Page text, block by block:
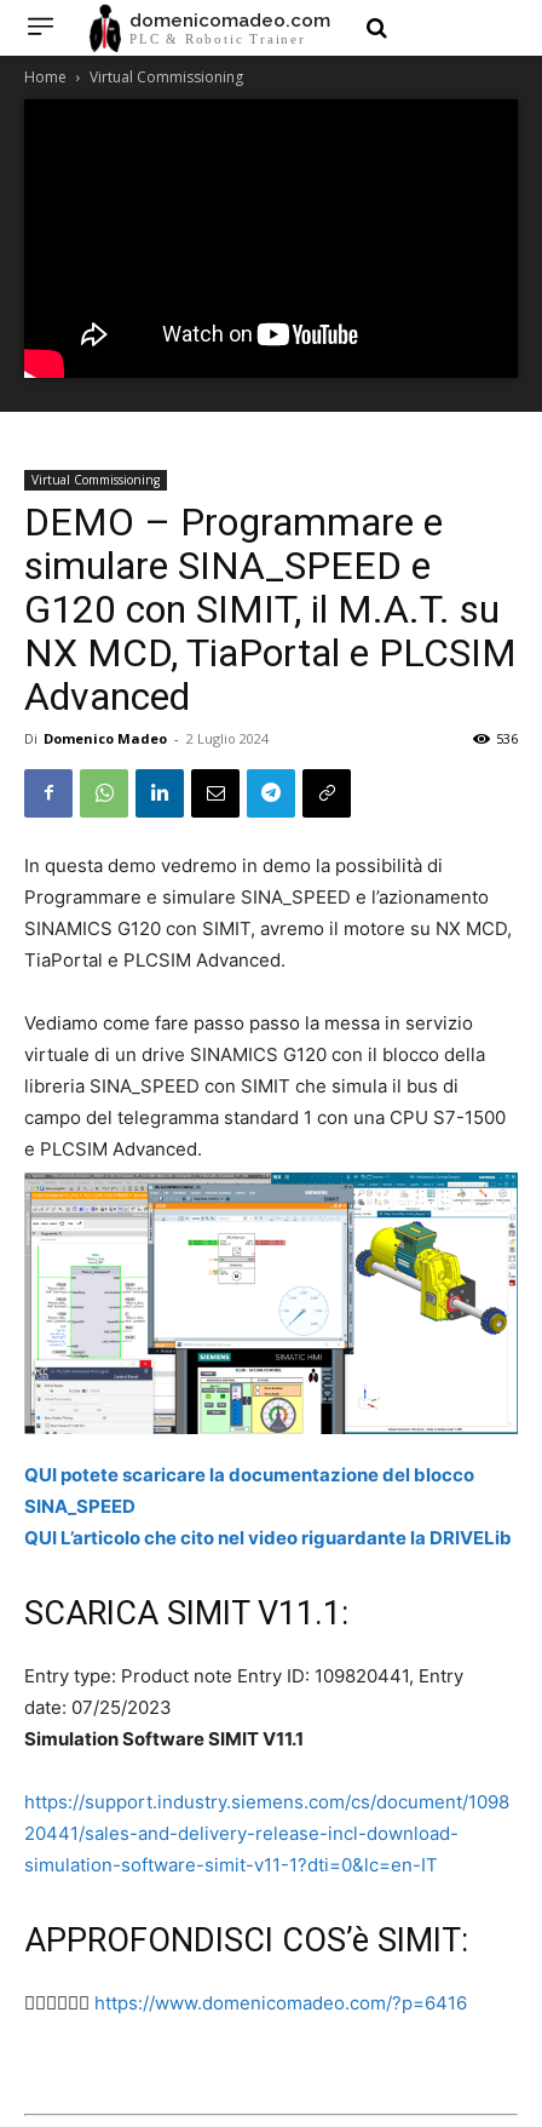
domenicomadeo.com
PLC & Robotic Trainer
Home Virtual Commissioning
Virtual Commissioning
DEMO – Programmare e
simulare SINA_SPEED e
G120 con SIMIT, il M.A.T. su
NX MCD, TiaPortal e PLCSIM
Advanced
Di Domenico Madeo - 2 Luglio 2024 536
In questa demo vedremo in demo la possibilità di
Programmare e simulare SINA_SPEED e l’azionamento
SINAMICS G120 con SIMIT, avremo il motore su NX MCD,
TiaPortal e PLCSIM Advanced.
Vediamo come fare passo passo la messa in servizio
virtuale di un drive SINAMICS G120 con il blocco della
libreria SINA_SPEED con SIMIT che simula il bus di
campo del telegramma standard 1 con una CPU S7-1500
e PLCSIM Advanced.
QUI potete scaricare la documentazione del blocco
SINA_SPEED
QUI L’articolo che cito nel video riguardante la DRIVELib
SCARICA SIMIT V11.1:
Entry type: Product note Entry ID: 109820441, Entry
date: 07/25/2023
Simulation Software SIMIT V11.1
https://support.industry.siemens.com/cs/document/1098
20441/sales-and-delivery-release-incl-download-
simulation-software-simit-v11-1?dti=0&lc=en-IT
APPROFONDISCI COS’è SIMIT:
👉🏻👉🏻👉🏻 https://www.domenicomadeo.com/?p=6416